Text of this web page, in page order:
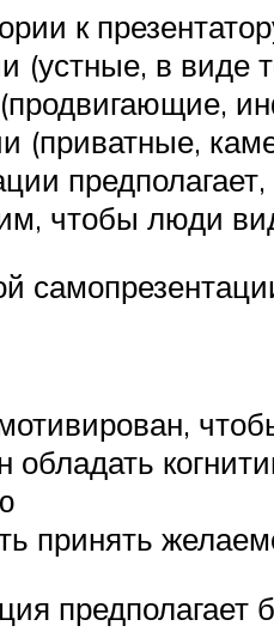
к
в виде
(приватные,
чтобы люди
принять